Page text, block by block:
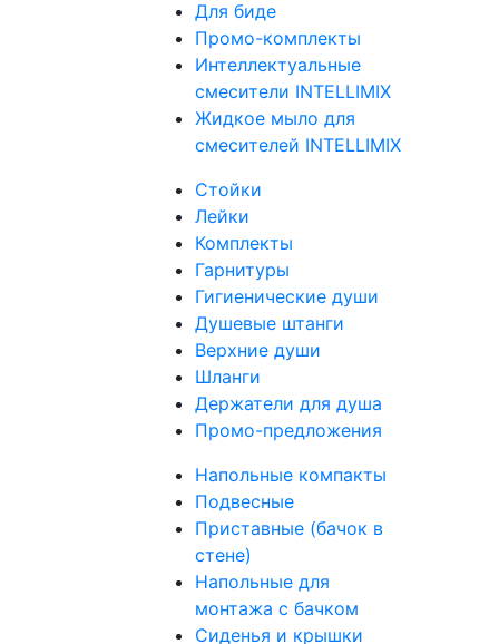
Для биде
Промо-комплекты
Интеллектуальные
смесители INTELLIMIX
Жидкое мыло для
смесителей INTELLIMIX
Стойки
Лейки
Комплекты
Гарнитуры
Гигиенические души
Душевые штанги
Верхние души
Шланги
Держатели для душа
Промо-предложения
Напольные компакты
Подвесные
Приставные (бачок в
стене)
Напольные для
монтажа с бачком
Сиденья и крышки